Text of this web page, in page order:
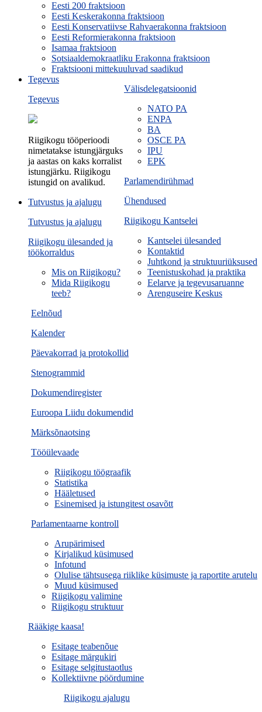
Eesti 200 fraktsioon
Eesti Keskerakonna fraktsioon
Eesti Konservatiivse Rahvaerakonna fraktsioon
Eesti Reformierakonna fraktsioon
Isamaa fraktsioon
Sotsiaaldemokraatliku Erakonna fraktsioon
Fraktsiooni mittekuuluvad saadikud
Välisdelegatsioonid
NATO PA
ENPA
BA
OSCE PA
IPU
EPK
Parlamendirühmad
Ühendused
Riigikogu Kantselei
Kantselei ülesanded
Kontaktid
Juhtkond ja struktuuriüksused
Teenistuskohad ja praktika
Eelarve ja tegevusaruanne
Arenguseire Keskus
Tegevus
Tegevus
Riigikogu tööperioodi
nimetatakse istungjärguks
ja aastas on kaks korralist
istungjärku. Riigikogu
istungid on avalikud.
Eelnõud
Kalender
Päevakorrad ja protokollid
Stenogrammid
Dokumendiregister
Euroopa Liidu dokumendid
Märksõnaotsing
Tööülevaade
Riigikogu töögraafik
Statistika
Hääletused
Esinemised ja istungitest osavõtt
Parlamentaarne kontroll
Arupärimised
Kirjalikud küsimused
Infotund
Olulise tähtsusega riiklike küsimuste ja raportite arutelu
Muud küsimused
Tutvustus ja ajalugu
Tutvustus ja ajalugu
Riigikogu ülesanded ja
töökorraldus
Mis on Riigikogu?
Mida Riigikogu
teeb?
Riigikogu valimine
Riigikogu struktuur
Rääkige kaasa!
Esitage teabenõue
Esitage märgukiri
Esitage selgitustaotlus
Kollektiivne pöördumine
Riigikogu ajalugu